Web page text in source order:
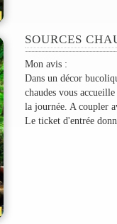
SOURCES
Mon avis :
Dans un décor
chaudes vous
la journée. A coupler
Le ticket d'entrée